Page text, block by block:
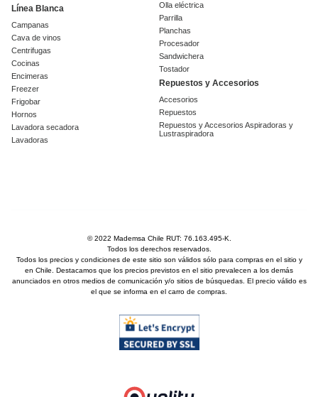
Línea Blanca
Campanas
Cava de vinos
Centrifugas
Cocinas
Encimeras
Freezer
Frigobar
Hornos
Lavadora secadora
Lavadoras
Olla eléctrica
Parrilla
Planchas
Procesador
Sandwichera
Tostador
Repuestos y Accesorios
Accesorios
Repuestos
Repuestos y Accesorios Aspiradoras y
Lustraspiradora
© 2022 Mademsa Chile RUT: 76.163.495-K.
Todos los derechos reservados.
Todos los precios y condiciones de este sitio son válidos sólo para compras en el sitio y
en Chile. Destacamos que los precios previstos en el sitio prevalecen a los demás
anunciados en otros medios de comunicación y/o sitios de búsquedas. El precio válido es
el que se informa en el carro de compras.